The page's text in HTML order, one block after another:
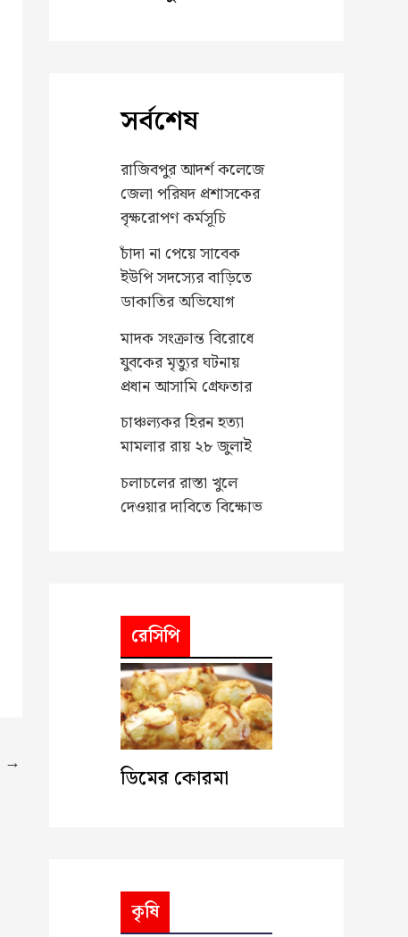
→
সর্বশেষ
রাজিবপুর আদর্শ কলেজে
জেলা পরিষদ প্রশাসকের
বৃক্ষরোপণ কর্মসূচি
চাঁদা না পেয়ে সাবেক
ইউপি সদস্যের বাড়িতে
ডাকাতির অভিযোগ
মাদক সংক্রান্ত বিরোধে
যুবকের মৃত্যুর ঘটনায়
প্রধান আসামি গ্রেফতার
চাঞ্চল্যকর হিরন হত্যা
মামলার রায় ২৮ জুলাই
চলাচলের রাস্তা খুলে
দেওয়ার দাবিতে বিক্ষোভ
রেসিপি
ডিমের কোরমা
কৃষি